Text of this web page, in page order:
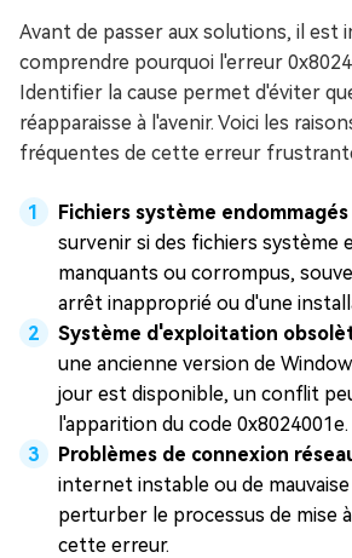
Avant de passer aux solutions, il est
comprendre pourquoi l'erreur
Identifier la cause permet d'éviter
réapparaisse à l'avenir. Voici les
fréquentes de cette erreur
Fichiers système endommagés
survenir si des fichiers système
manquants ou corrompus,
arrêt inapproprié ou d'une
Système d'exploitation
une ancienne version de
jour est disponible, un conflit
l'apparition du code 0x8024001e.
Problèmes de connexion
internet instable ou de
perturber le processus de mise
cette erreur.